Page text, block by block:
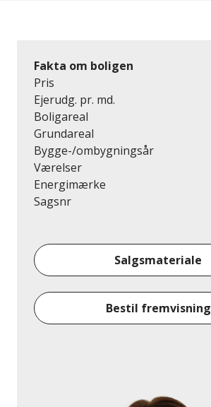
Fakta om boligen
Pris
Ejerudg. pr. md.
Boligareal
Grundareal
Bygge-/ombygningsår
Værelser
Energimærke
Sagsnr
Salgsmateriale
Bestil fremvisning